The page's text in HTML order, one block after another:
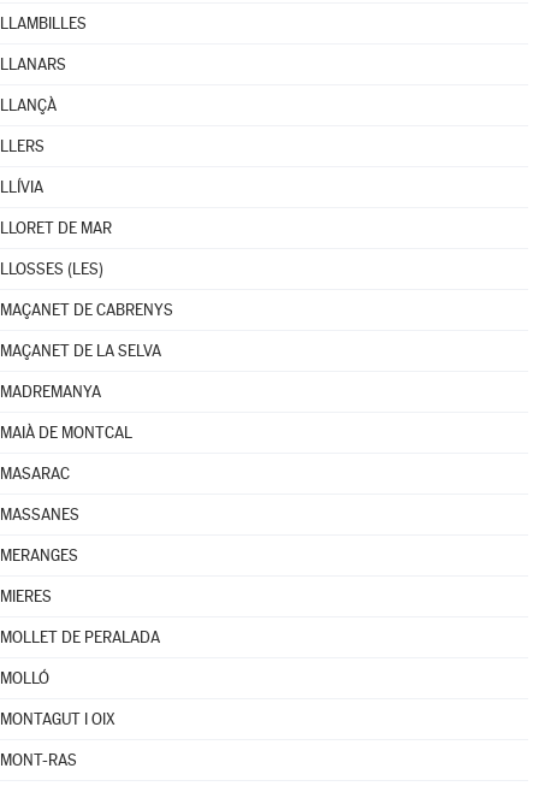
LLAMBILLES
LLANARS
LLANÇÀ
LLERS
LLÍVIA
LLORET DE MAR
LLOSSES (LES)
MAÇANET DE CABRENYS
MAÇANET DE LA SELVA
MADREMANYA
MAIÀ DE MONTCAL
MASARAC
MASSANES
MERANGES
MIERES
MOLLET DE PERALADA
MOLLÓ
MONTAGUT I OIX
MONT-RAS